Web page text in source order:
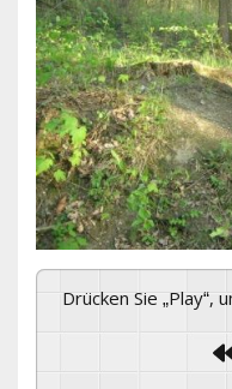
Drücken Sie